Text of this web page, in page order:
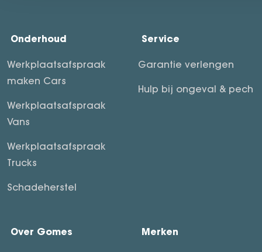
Onderhoud
Werkplaatsafspraak
maken Cars
Werkplaatsafspraak
Vans
Werkplaatsafspraak
Trucks
Schadeherstel
Service
Garantie verlengen
Hulp bij ongeval & pech
Over Gomes Merken